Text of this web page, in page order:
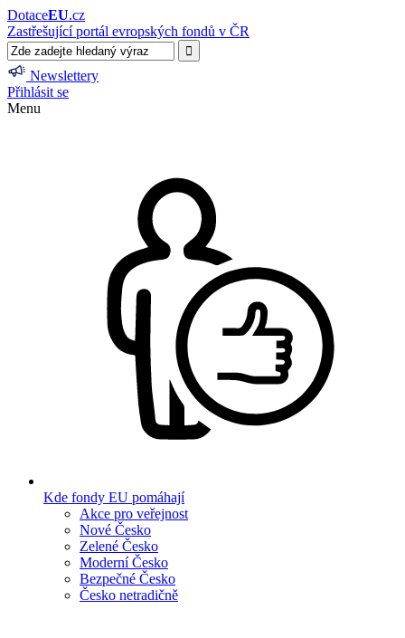
DotaceEU.cz
Zastřešující portál evropských fondů v ČR
Newslettery
Přihlásit se
Menu
Kde fondy EU pomáhají
Akce pro veřejnost
Nové Česko
Zelené Česko
Moderní Česko
Bezpečné Česko
Česko netradičně